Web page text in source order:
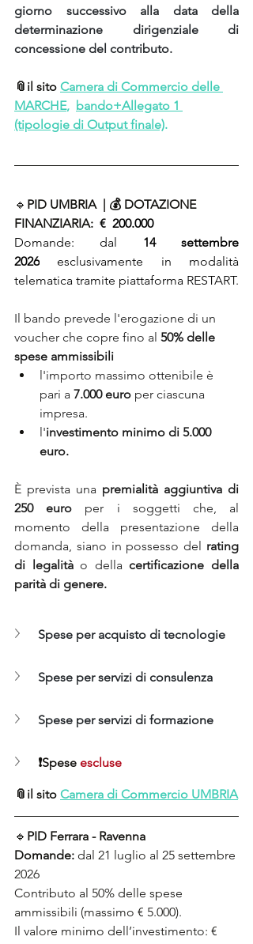
giorno successivo alla data della
determinazione dirigenziale di
concessione del contributo.
📎 il sito Camera di Commercio delle
MARCHE, bando+Allegato 1
(tipologie di Output finale).
🔹 PID UMBRIA  | 💰 DOTAZIONE
FINANZIARIA: € 200.000
Domande: dal 14 settembre
2026 esclusivamente in modalità
telematica tramite piattaforma RESTART.
Il bando prevede l'erogazione di un
voucher che copre fino al 50% delle
spese ammissibili
l'importo massimo ottenibile è
pari a 7.000 euro per ciascuna
impresa.
l'investimento minimo di 5.000
euro.
È prevista una premialità aggiuntiva di
250 euro per i soggetti che, al
momento della presentazione della
domanda, siano in possesso del rating
di legalità o della certificazione della
parità di genere.
Spese per acquisto di tecnologie
Spese per servizi di consulenza
Spese per servizi di formazione
❗Spese escluse
📎 il sito Camera di Commercio UMBRIA
🔹 PID Ferrara - Ravenna
Domande: dal 21 luglio al 25 settembre
2026
Contributo al 50% delle spese
ammissibili (massimo € 5.000).
Il valore minimo dell’investimento: €